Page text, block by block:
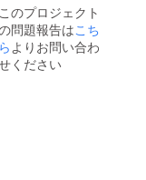
テッ
カーデ
ザイン
は一例
です ※
このプロジェクト
問題報告はこち
ら よりお問い合わ
ください